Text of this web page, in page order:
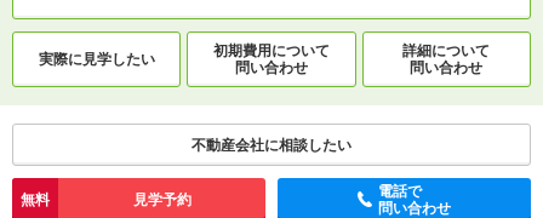
実際に見学したい
初期費用について
問い合わせ
詳細について
問い合わせ
不動産会社に相談したい
無料 見学予約
電話で
問い合わせ